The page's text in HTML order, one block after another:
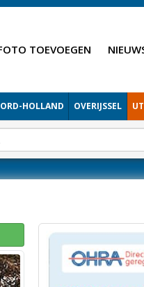
TOEVOEGEN
HOLLAND OVERIJSSEL